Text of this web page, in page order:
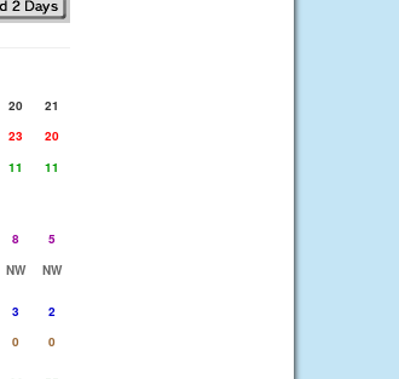
20
21
23
20
11
11
8
5
NW
NW
3
2
0
0